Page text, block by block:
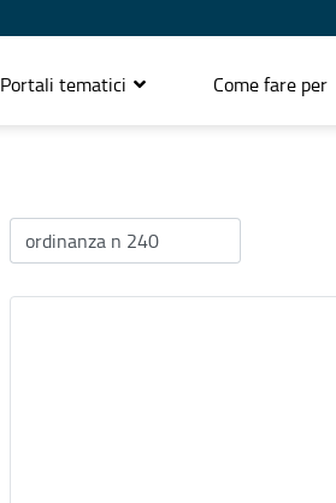
Portali tematici Come fare per